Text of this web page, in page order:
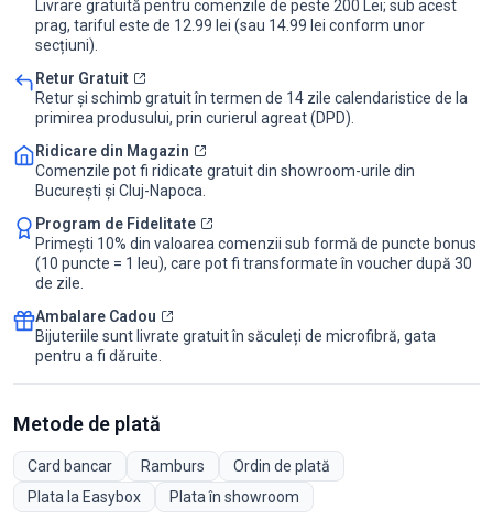
Livrare gratuită pentru comenzile de peste 200 Lei; sub acest
prag, tariful este de 12.99 lei (sau 14.99 lei conform unor
secțiuni).
Retur Gratuit
Retur și schimb gratuit în termen de 14 zile calendaristice de la
primirea produsului, prin curierul agreat (DPD).
Ridicare din Magazin
Comenzile pot fi ridicate gratuit din showroom-urile din
București și Cluj-Napoca.
Program de Fidelitate
Primești 10% din valoarea comenzii sub formă de puncte bonus
(10 puncte = 1 leu), care pot fi transformate în voucher după 30
de zile.
Ambalare Cadou
Bijuteriile sunt livrate gratuit în săculeți de microfibră, gata
pentru a fi dăruite.
Metode de plată
Card bancar Ramburs
Ordin de plată
Plata la Easybox
Plata în showroom